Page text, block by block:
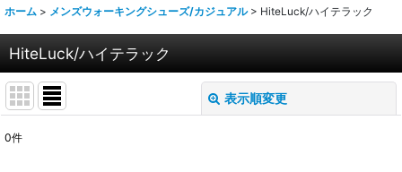
ホーム > メンズウォーキングシューズ/カジュアル > HiteLuck/ハイテラック
HiteLuck/ハイテラック
表示順変更
0件